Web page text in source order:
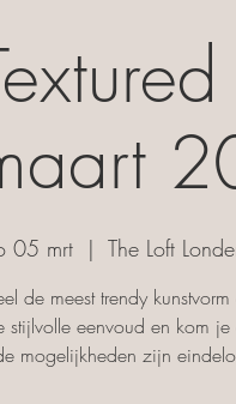
05 mrt
  |
The Loft
de meest trendy
eenvoud en kom je
mogelijkheden zijn